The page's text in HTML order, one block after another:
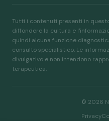
Tutti i contenuti presenti in
diffondere la cultura e
quindi alcuna funzione
consulto specialistico. Le
divulgativo e non intendono
terapeutica.
© 2026
Privacy